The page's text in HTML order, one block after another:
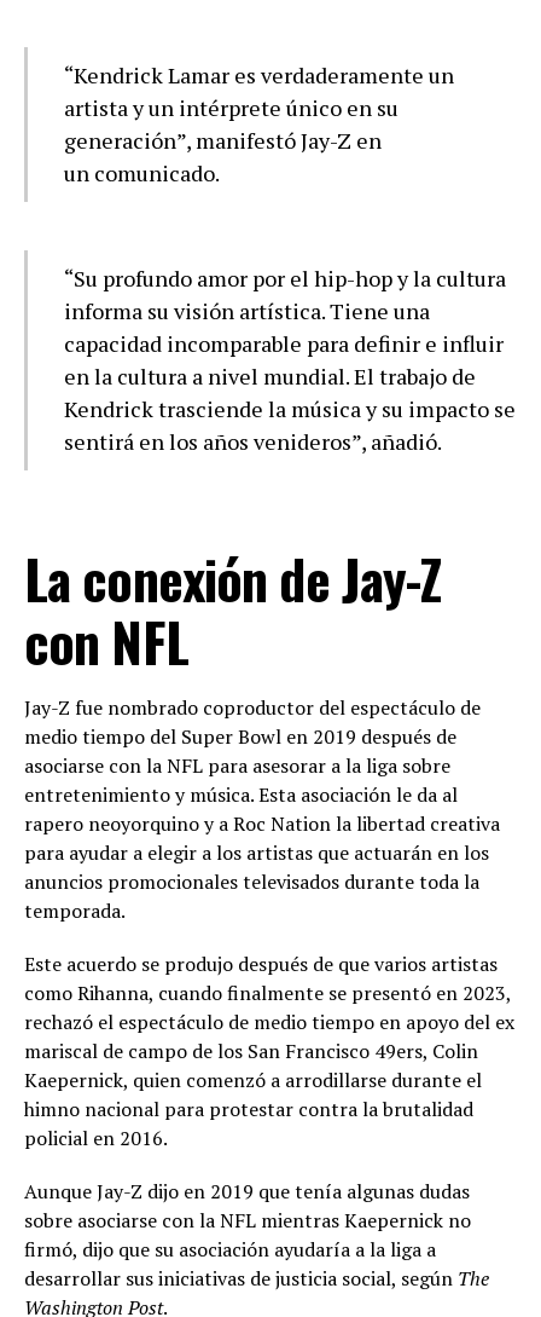
“Kendrick Lamar es verdaderamente un
artista y un intérprete único en su
generación”, manifestó Jay-Z en
un comunicado.
“Su profundo amor por el hip-hop y la cultura
informa su visión artística. Tiene una
capacidad incomparable para definir e influir
en la cultura a nivel mundial. El trabajo de
Kendrick trasciende la música y su impacto se
sentirá en los años venideros”, añadió.
La conexión de Jay-Z
con NFL
Jay-Z fue nombrado coproductor del espectáculo de
medio tiempo del Super Bowl en 2019 después de
asociarse con la NFL para asesorar a la liga sobre
entretenimiento y música. Esta asociación le da al
rapero neoyorquino y a Roc Nation la libertad creativa
para ayudar a elegir a los artistas que actuarán en los
anuncios promocionales televisados durante toda la
temporada.
Este acuerdo se produjo después de que varios artistas
como Rihanna, cuando finalmente se presentó en 2023,
rechazó el espectáculo de medio tiempo en apoyo del ex
mariscal de campo de los San Francisco 49ers, Colin
Kaepernick, quien comenzó a arrodillarse durante el
himno nacional para protestar contra la brutalidad
policial en 2016.
Aunque Jay-Z dijo en 2019 que tenía algunas dudas
sobre asociarse con la NFL mientras Kaepernick no
firmó, dijo que su asociación ayudaría a la liga a
desarrollar sus iniciativas de justicia social, según The
Washington Post.